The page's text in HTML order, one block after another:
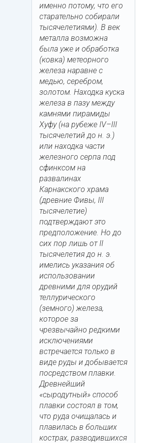
именно потому, что его
старательно собирали
тысячелетиями). В век
металла возможна
была уже и обработка
(ковка) метеорного
железа наравне с
медью, серебром,
золотом. Находка куска
железа в пазу между
камнями пирамиды
Хуфу (на рубеже IV–III
тысячелетий до н. э.)
или находка части
железного серпа под
сфинксом на
развалинах
Карнакского храма
(древние Фивы, III
тысячелетие)
подтверждают это
предположение. Но до
сих пор лишь от II
тысячелетия до н. э.
имелись указания об
использовании
древними для орудий
теллурического
(земного) железа,
которое за
чрезвычайно редкими
исключениями
встречается только в
виде руды и добывается
посредством плавки.
Древнейший
«сыродутный» способ
плавки состоял в том,
что руда очищалась и
плавилась в больших
кострах, разводившихся